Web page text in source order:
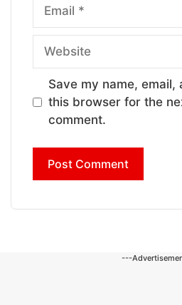
Website
Save my name, email,
this browser for the
comment.
---